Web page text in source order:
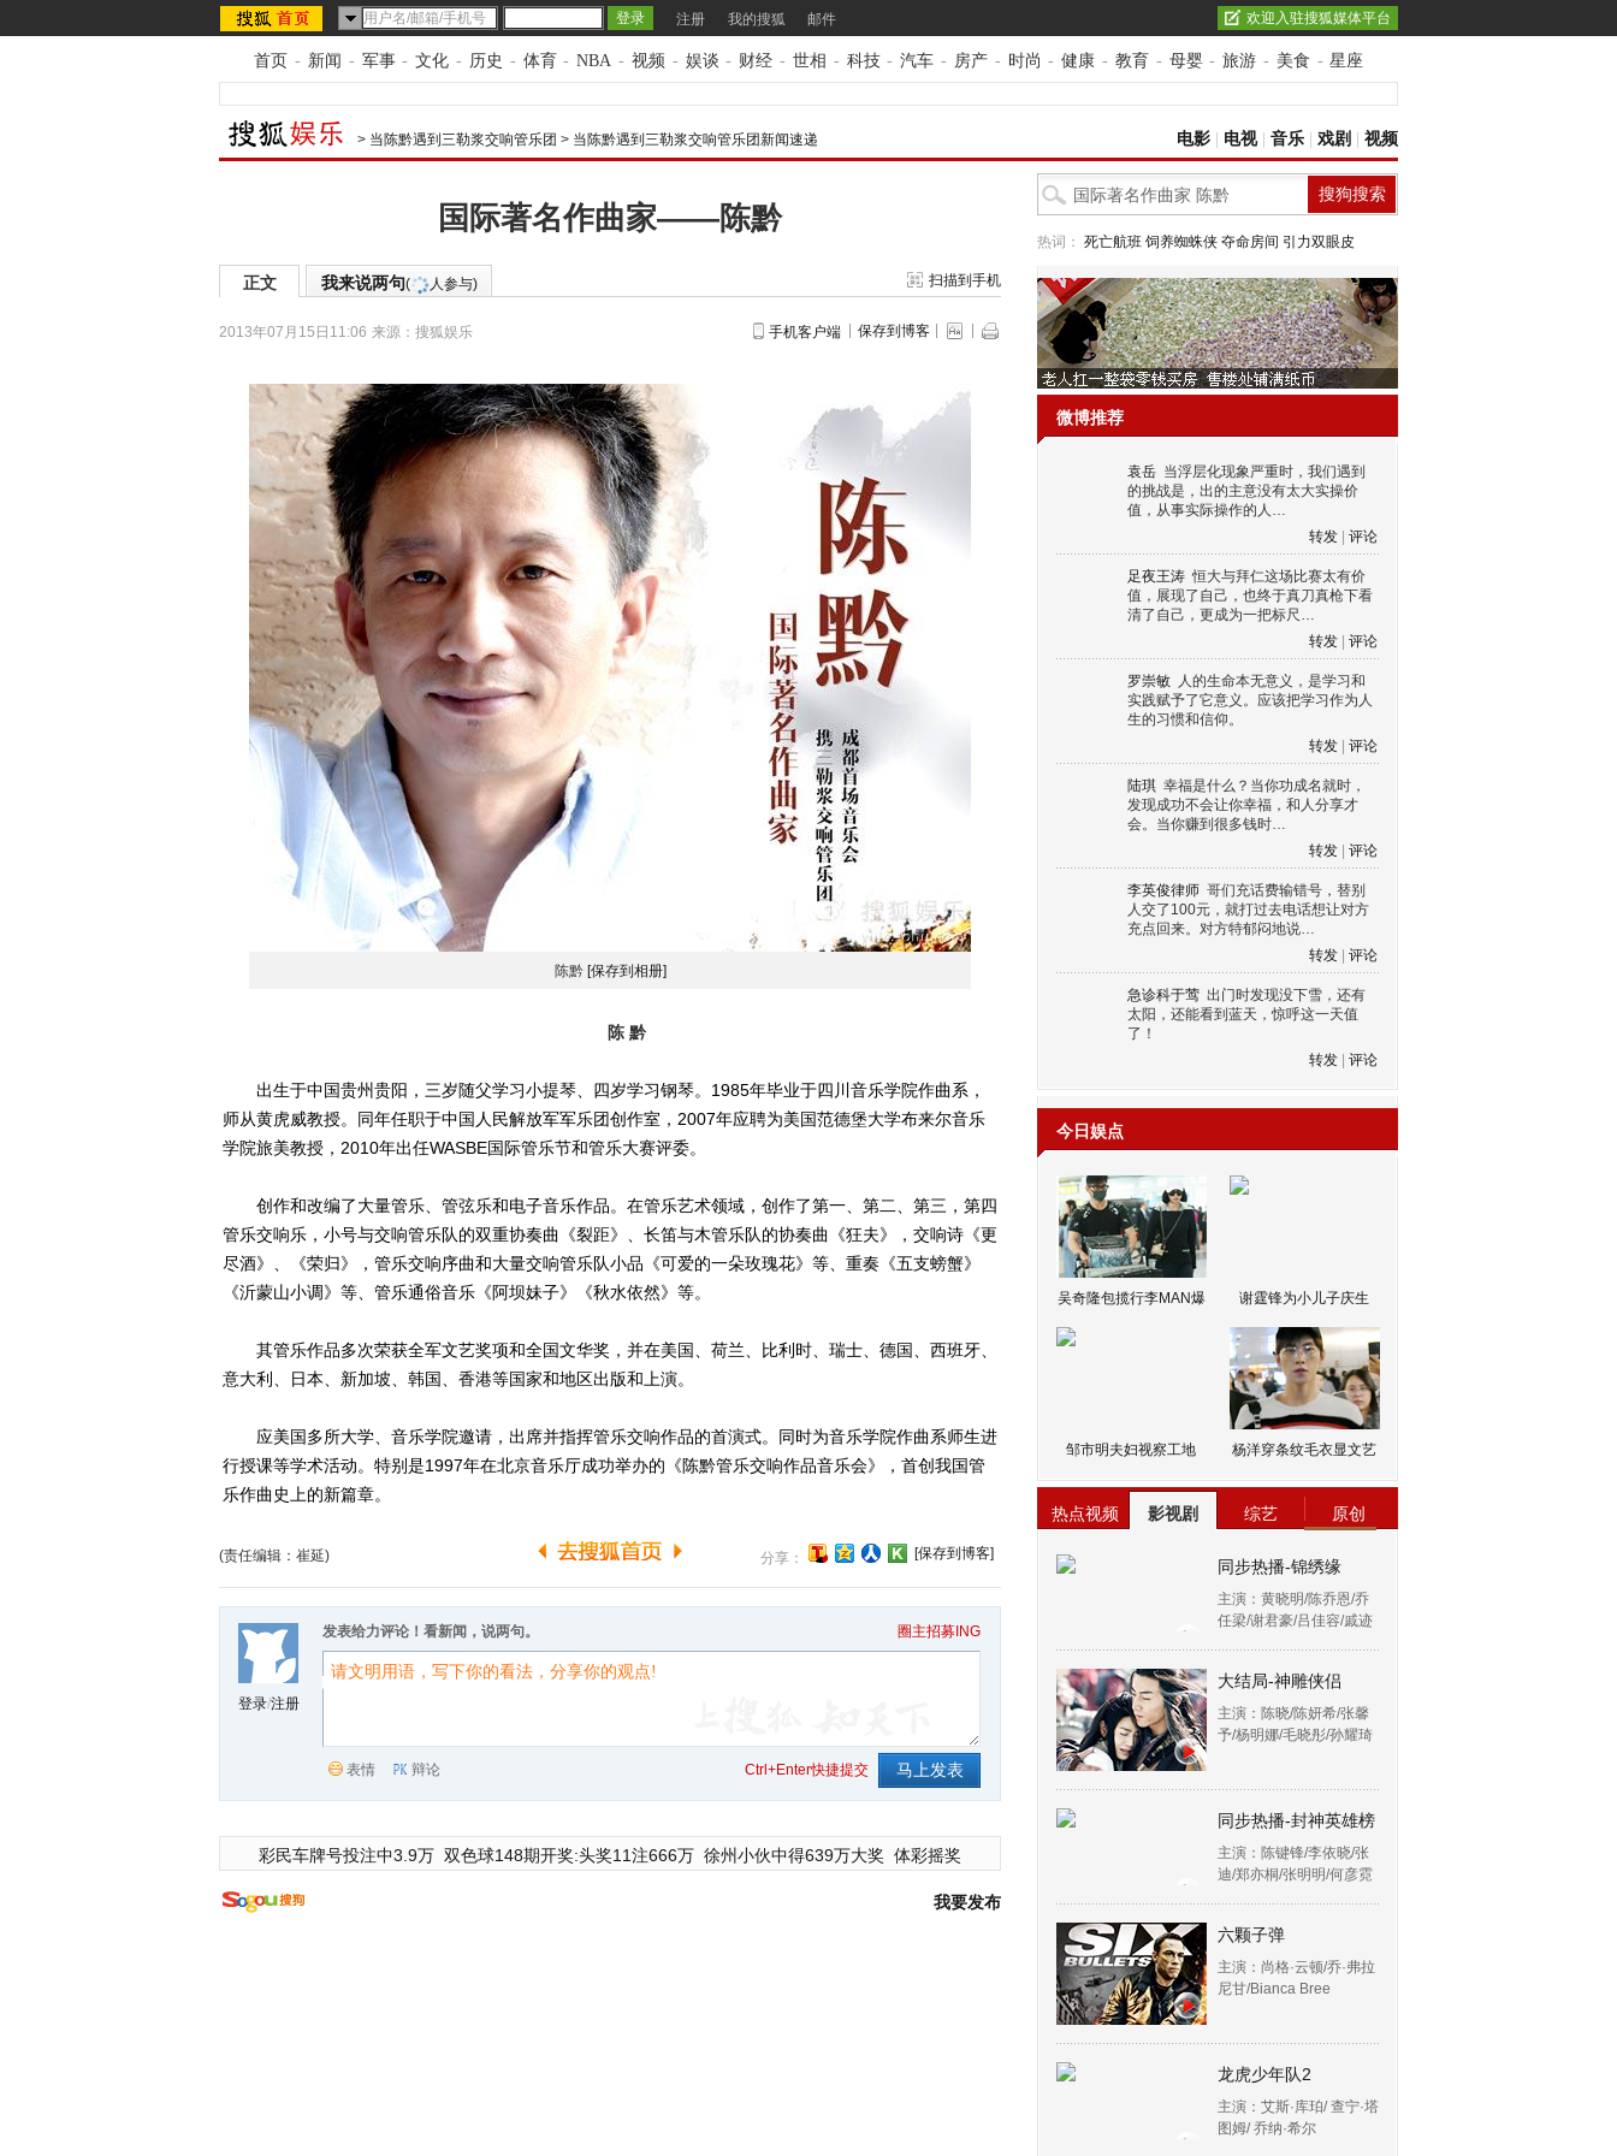
注册 我的搜狐 邮件 欢迎入驻搜狐媒体平台
首页 - 新闻 - 军事 - 文化 - 历史 - 体育 - NBA - 视频 - 娱谈 - 财经 - 世相 - 科技 - 汽车 - 房产 - 时尚 - 健康 - 教育 - 母婴 - 旅游 - 美食 - 星座
> 当陈黔遇到三勒浆交响管乐团 > 当陈黔遇到三勒浆交响管乐团新闻速递 电影 电视| 音乐 戏剧 视频
国际著名作曲家——陈黔
正文 我来说两句( 人参与) 扫描到手机
2013年07月15日11:06 来源： 搜狐娱乐 手机客户端 保存到博客
陈黔 [保存到相册]
陈 黔
出生于中国贵州贵阳，三岁随父学习小提琴、四岁学习钢琴。1985年毕业于四川音乐学院作曲系，
师从黄虎威教授。同年任职于中国人民解放军军乐团创作室，2007年应聘为美国范德堡大学布来尔音乐
学院旅美教授，2010年出任WASBE国际管乐节和管乐大赛评委。
创作和改编了大量管乐、管弦乐和电子音乐作品。在管乐艺术领域，创作了第一、第二、第三，第四
管乐交响乐，小号与交响管乐队的双重协奏曲《裂距》、长笛与木管乐队的协奏曲《狂夫》，交响诗《更
尽酒》、《荣归》，管乐交响序曲和大量交响管乐队小品《可爱的一朵玫瑰花》等、重奏《五支螃蟹》
《沂蒙山小调》等、管乐通俗音乐《阿坝妹子》《秋水依然》等。
其管乐作品多次荣获全军文艺奖项和全国文华奖，并在美国、荷兰、比利时、瑞士、德国、西班牙、
意大利、日本、新加坡、韩国、香港等国家和地区出版和上演。
应美国多所大学、音乐学院邀请，出席并指挥管乐交响作品的首演式。同时为音乐学院作曲系师生进
行授课等学术活动。特别是1997年在北京音乐厅成功举办的《陈黔管乐交响作品音乐会》，首创我国管
乐作曲史上的新篇章。
(责任编辑：崔延) 分享： [保存到博客]
登录/注册
发表给力评论！看新闻，说两句。 圈主招募ING
表情 辩论 Ctrl+Enter快捷提交
彩民车牌号投注中3.9万 双色球148期开奖:头奖11注666万 徐州小伙中得639万大奖 体彩摇奖
我要发布
热词： 死亡航班 饲养蜘蛛侠 夺命房间 引力双眼皮
微博推荐
袁岳 当浮层化现象严重时，我们遇到
的挑战是，出的主意没有太大实操价
值，从事实际操作的人…
转发
评论
足夜王涛 恒大与拜仁这场比赛太有价
值，展现了自己，也终于真刀真枪下看
清了自己，更成为一把标尺…
转发
评论
罗崇敏 人的生命本无意义，是学习和
实践赋予了它意义。应该把学习作为人
生的习惯和信仰。
转发
评论
陆琪 幸福是什么？当你功成名就时，
发现成功不会让你幸福，和人分享才
会。当你赚到很多钱时…
转发
评论
李英俊律师 哥们充话费输错号，替别
人交了100元，就打过去电话想让对方
充点回来。对方特郁闷地说…
转发
评论
急诊科于莺 出门时发现没下雪，还有
太阳，还能看到蓝天，惊呼这一天值
了！
转发
评论
今日娱点
吴奇隆包揽行李MAN爆 谢霆锋为小儿子庆生
邹市明夫妇视察工地 杨洋穿条纹毛衣显文艺
热点视频 影视剧 综艺 原创
同步热播-锦绣缘
主演：黄晓明/陈乔恩/乔
任梁/谢君豪/吕佳容/戚迹
大结局-神雕侠侣
主演：陈晓/陈妍希/张馨
予/杨明娜/毛晓彤/孙耀琦
同步热播-封神英雄榜
主演：陈键锋/李依晓/张
迪/郑亦桐/张明明/何彦霓
六颗子弹
主演：尚格·云顿/乔·弗拉
尼甘/Bianca Bree
龙虎少年队2
主演：艾斯·库珀/ 查宁·塔
图姆/ 乔纳·希尔